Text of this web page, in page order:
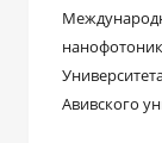
Авивского